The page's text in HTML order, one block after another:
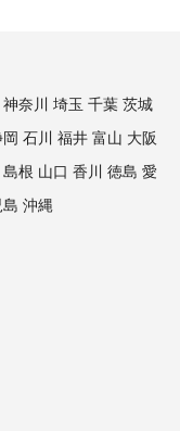
神奈川 埼玉 千葉 茨城
石川 福井 富山 大阪
島根 山口 香川 徳島 愛
島 沖縄